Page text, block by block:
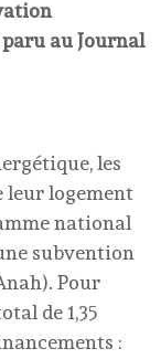
au Journal
les
leur logement
national
subvention
Pour
de 1,35
: